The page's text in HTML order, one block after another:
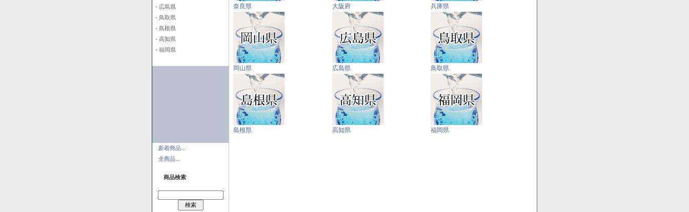
- 広島県
- 鳥取県
- 島根県
- 高知県
- 福岡県
新着商品...
全商品...
商品検索
奈良県 大阪府 兵庫県
岡山県 広島県 鳥取県
島根県 高知県 福岡県